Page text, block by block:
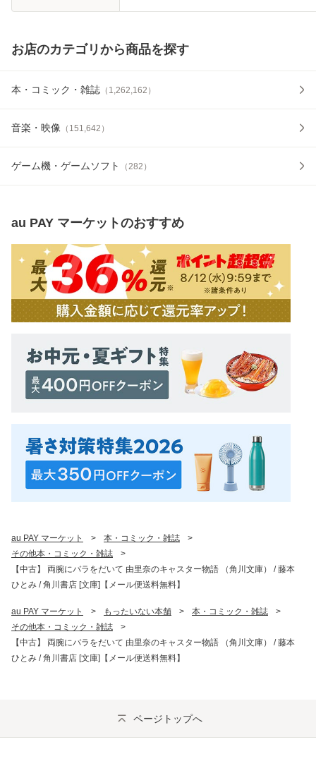
お店のカテゴリから商品を探す
本・コミック・雑誌 （ 1,262,162 ）
音楽・映像 （ 151,642 ）
ゲーム機・ゲームソフト （282 ）
au PAY マーケットのおすすめ
au PAY マーケット > 本・コミック・雑誌
>
その他本・コミック・雑誌
>
【中古】 両腕にバラをだいて 由里奈のキャスター物語 （角川文庫） / 藤本
ひとみ / 角川書店 [文庫]【メール便送料無料】
au PAY マーケット > もったいない本舗 > 本・コミック・雑誌
>
その他本・コミック・雑誌
>
【中古】 両腕にバラをだいて 由里奈のキャスター物語 （角川文庫） / 藤本
ひとみ / 角川書店 [文庫]【メール便送料無料】
ページトップへ